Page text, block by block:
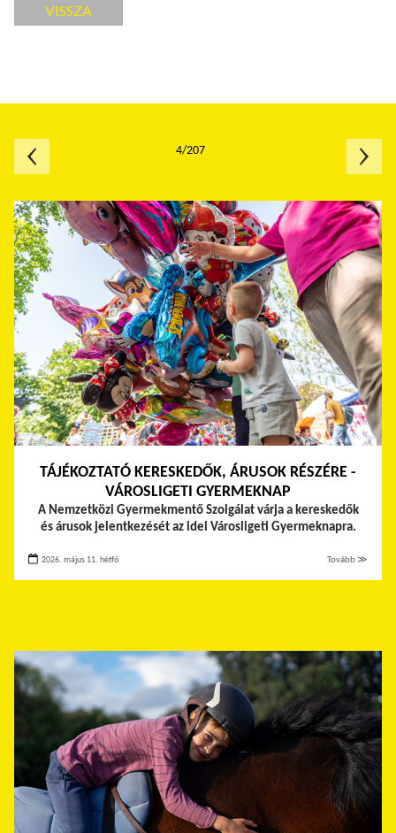
VISSZA
TÁJÉKOZTATÓ KERESKEDŐK, ÁRUSOK RÉSZÉRE -
VÁROSLIGETI GYERMEKNAP
A Nemzetközi Gyermekmentő Szolgálat várja a kereskedők
és árusok jelentkezését az idei Városligeti Gyermeknapra.
2026. május 11. hétfő Tovább ≫
4/207